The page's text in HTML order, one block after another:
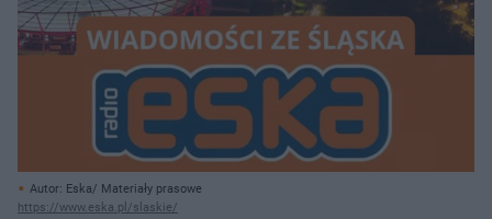
Autor: Eska/ Materiały prasowe
https://www.eska.pl/slaskie/